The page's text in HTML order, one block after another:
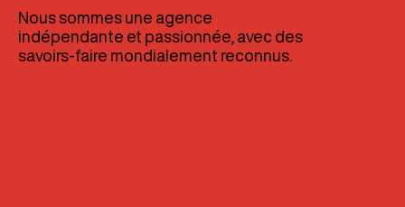
Nous sommes une agence
indépendante et passionnée, avec des
savoirs-faire mondialement reconnus.